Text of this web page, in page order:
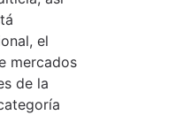
el
mercados
de la